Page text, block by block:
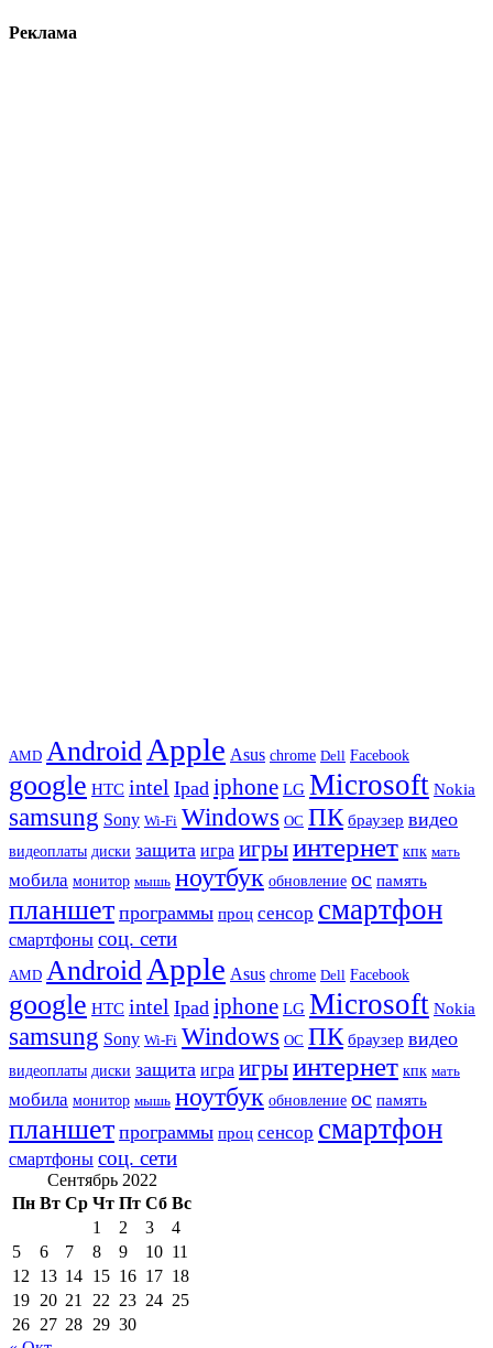
Реклама
AMD AndroidApple Asus chrome Dell Facebook
google HTC intel Ipad iphone LG Microsoft Nokia
samsung Sony Wi-Fi Windows ОС ПК браузер видео
видеоплаты диски защита игра игрыинтернет кпк мать
мобила монитор мышь ноутбук обновление ос память
планшет программы проц сенсор смартфон
смартфоны соц. сети
AMD AndroidApple Asus chrome Dell Facebook
google HTC intel Ipad iphone LG Microsoft Nokia
samsung Sony Wi-Fi Windows ОС ПК браузер видео
видеоплаты диски защита игра игрыинтернет кпк мать
мобила монитор мышь ноутбук обновление ос память
планшет программы проц сенсор смартфон
смартфоны соц. сети
Сентябрь 2022
Пн Вт Ср Чт Пт Сб Вс
1
2 3
4
5
6 7 8 9 10 11
12 13 14 15 16 17 18
19 20 21 22 23 24 25
26 27 28 29 30